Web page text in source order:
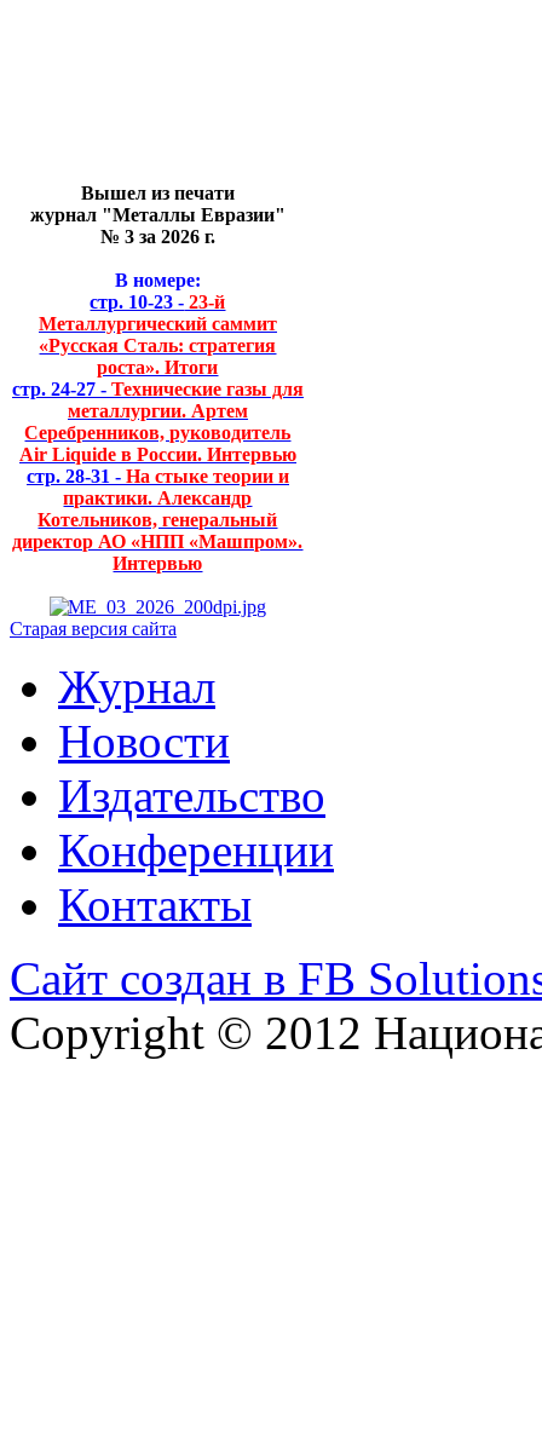
Вышел из печати
журнал "Металлы Евразии"
№ 3 за 2026 г.
В номере:
стр. 10-23 - 23-й
Металлургический саммит
«Русская Сталь: стратегия
роста». Итоги
стр. 24-27 - Технические газы для
металлургии. Артем
Серебренников, руководитель
Air Liquide в России. Интервью
стр. 28-31 - На стыке теории и
практики. Александр
Котельников, генеральный
директор АО «НПП «Машпром».
Интервью
Старая версия сайта
Журнал
Новости
Издательство
Конференции
Контакты
Сайт создан в FB
Copyright © 2012